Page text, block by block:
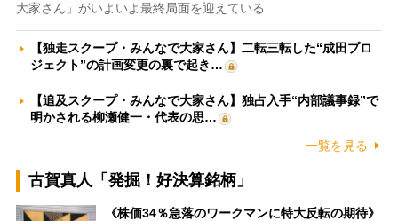
大家さん」がいよいよ最終局面を迎えている…
【独走スクープ・みんなで大家さん】二転三転した“成田プロ
ジェクト”の計画変更の裏で起き…
【追及スクープ・みんなで大家さん】独占入手“内部議事録”で
明かされる柳瀬健一・代表の思…
一覧を見る
古賀真人「発掘！好決算銘柄」
《株価34％急落のワークマンに特大反転の期待》